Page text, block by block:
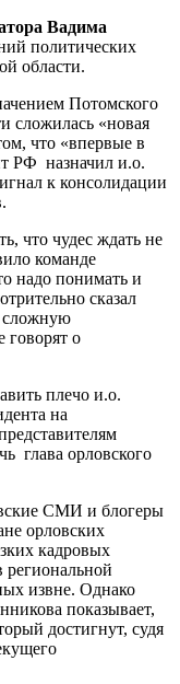
Вадима
политических
области.
Потомского
сложилась «новая
что «впервые в
РФ назначил и.о.
к консолидации
что чудес ждать не
команде
надо понимать и
сказал
сложную
говорят о
плечо и.о.
на
глава орловского
СМИ и блогеры
орловских
кадровых
извне. Однако
показывает,
достигнут, судя